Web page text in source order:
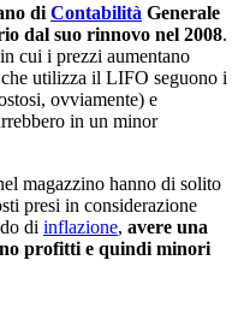
di Contabilità Generale
dal suo rinnovo nel 2008.
cui i prezzi aumentano
utilizza il LIFO seguono i
ovviamente) e
in un minor
magazzino hanno di solito
presi in considerazione
di inflazione, avere una
profitti e quindi minori